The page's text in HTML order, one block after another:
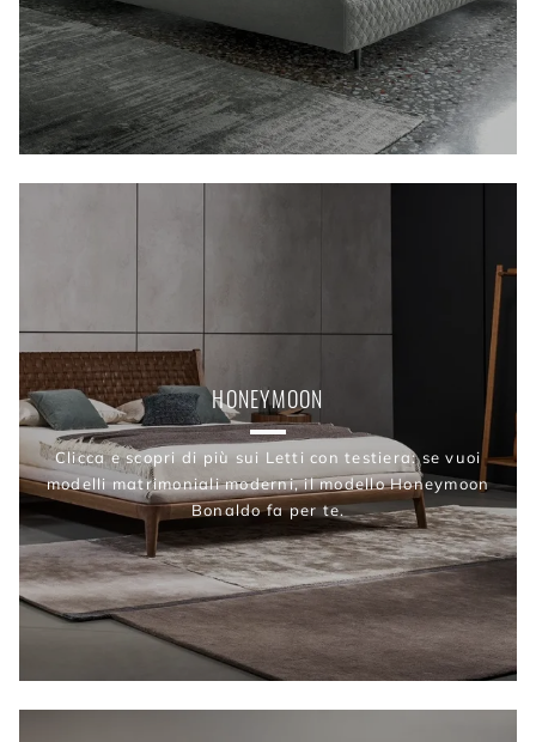
HONEYMOON
Clicca e scopri di più sui Letti con testiera: se vuoi
modelli matrimoniali moderni, il modello Honeymoon
Bonaldo fa per te.